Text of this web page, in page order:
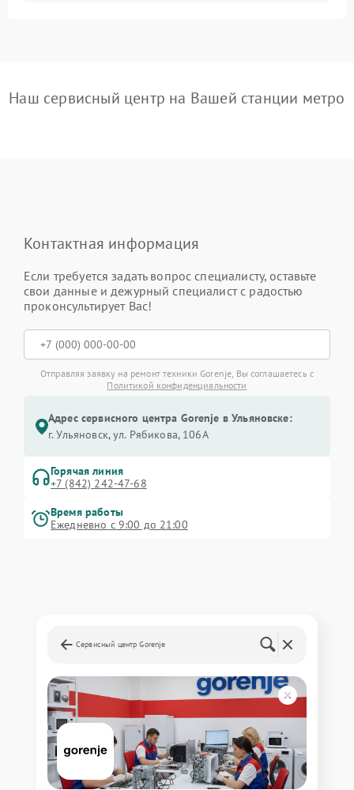
Наш сервисный центр на Вашей станции метро
Контактная информация
Если требуется задать вопрос специалисту, оставьте
свои данные и дежурный специалист с радостью
проконсультирует Вас!
Отправляя заявку на ремонт техники Gorenje, Вы соглашаетесь с
Политикой конфиденциальности
Адрес сервисного центра Gorenje в Ульяновске:
г. Ульяновск, ул. Рябикова, 106А
Горячая линия
+7 (842) 242-47-68
Время работы
Ежедневно с 9:00 до 21:00
Сервисный центр Gorenje